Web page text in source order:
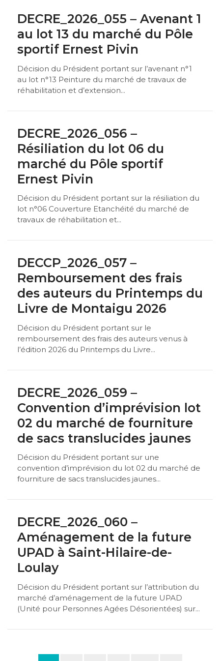
DECRE_2026_055 – Avenant 1
au lot 13 du marché du Pôle
sportif Ernest Pivin
Décision du Président portant sur l’avenant n°1
au lot n°13 Peinture du marché de travaux de
réhabilitation et d’extension...
DECRE_2026_056 –
Résiliation du lot 06 du
marché du Pôle sportif
Ernest Pivin
Décision du Président portant sur la résiliation du
lot n°06 Couverture Etanchéité du marché de
travaux de réhabilitation et...
DECCP_2026_057 –
Remboursement des frais
des auteurs du Printemps du
Livre de Montaigu 2026
Décision du Président portant sur le
remboursement des frais des auteurs venus à
l’édition 2026 du Printemps du Livre...
DECRE_2026_059 –
Convention d’imprévision lot
02 du marché de fourniture
de sacs translucides jaunes
Décision du Président portant sur une
convention d’imprévision du lot 02 du marché de
fourniture de sacs translucides jaunes...
DECRE_2026_060 –
Aménagement de la future
UPAD à Saint-Hilaire-de-
Loulay
Décision du Président portant sur l’attribution du
marché d’aménagement de la future UPAD
(Unité pour Personnes Agées Désorientées) sur...